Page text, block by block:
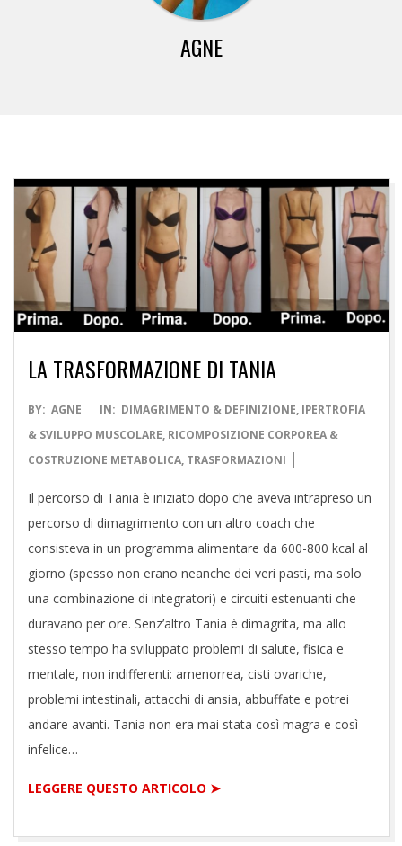
AGNE
LA TRASFORMAZIONE DI TANIA
2022-
02-
09
BY: AGNE IN: DIMAGRIMENTO & DEFINIZIONE, IPERTROFIA
& SVILUPPO MUSCOLARE, RICOMPOSIZIONE CORPOREA &
COSTRUZIONE METABOLICA, TRASFORMAZIONI
Il percorso di Tania è iniziato dopo che aveva intrapreso un
percorso di dimagrimento con un altro coach che
consisteva in un programma alimentare da 600-800 kcal al
giorno (spesso non erano neanche dei veri pasti, ma solo
una combinazione di integratori) e circuiti estenuanti che
duravano per ore. Senz’altro Tania è dimagrita, ma allo
stesso tempo ha sviluppato problemi di salute, fisica e
mentale, non indifferenti: amenorrea, cisti ovariche,
problemi intestinali, attacchi di ansia, abbuffate e potrei
andare avanti. Tania non era mai stata così magra e così
infelice…
LEGGERE QUESTO ARTICOLO ➤